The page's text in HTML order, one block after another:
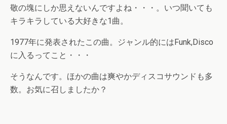
敬の塊にしか思えないんですよね・・・。いつ聞いても
キラキラしている大好きな1曲。
1977年に発表されたこの曲。ジャンル的にはFunk,Disco
に入るってこと・・・
そうなんです。ほかの曲は爽やかディスコサウンドも多
数。お気に召しましたか？